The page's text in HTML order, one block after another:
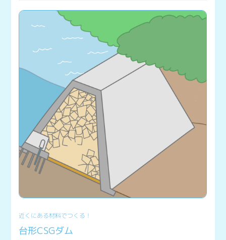
近くにある材料でつくる！
台形CSGダム